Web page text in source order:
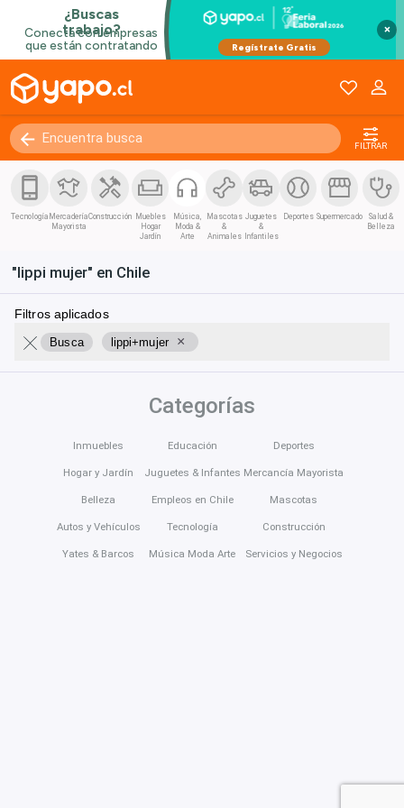
×
FILTRAR
Tecnología Mercadería
Mayorista
Construcción Muebles
Hogar
Jardín
Música,
Moda &
Arte
Mascotas
&
Animales
Juguetes
&
Infantiles
Deportes Supermercado
Salud &
Belleza
"lippi mujer" en Chile
Filtros aplicados
Busca lippi+mujer ×
Categorías
Inmuebles
Hogar y Jardín
Belleza
Autos y Vehículos
Yates & Barcos
Educación
Juguetes & Infantes
Empleos en Chile
Tecnología
Música Moda Arte
Deportes
Mercancía Mayorista
Mascotas
Construcción
Servicios y Negocios